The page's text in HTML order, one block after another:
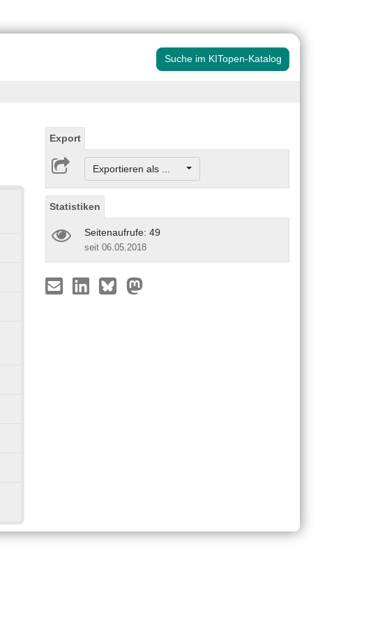
Suche im KITopen-Katalog
Export
Exportieren als ...
Statistiken
Seitenaufrufe: 49
seit 06.05.2018